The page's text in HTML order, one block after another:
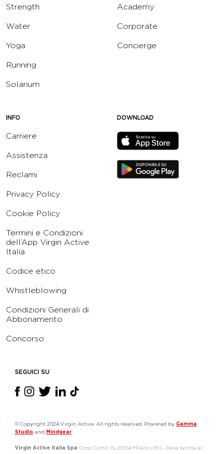
Strength
Water
Yoga
Running
Solarium
Academy
Corporate
Concierge
INFO
Carriere
Assistenza
Reclami
Privacy Policy
Cookie Policy
Termini e Condizioni
dell’App Virgin Active
Italia
Codice etico
Whistleblowing
Condizioni Generali di
Abbonamento
Concorso
DOWNLOAD
SEGUICI SU
© Copyright 2024 Virgin Active. All rights reserved. Powered by Gamma
Studio and Mindgear
Virgin Active Italia Spa Corso Como 15, 20154 Milano (MI) - Italia Iscritta al